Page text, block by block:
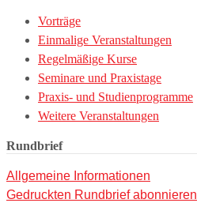
Vorträge
Einmalige Veranstaltungen
Regelmäßige Kurse
Seminare und Praxistage
Praxis- und Studienprogramme
Weitere Veranstaltungen
Rundbrief
Allgemeine Informationen
Gedruckten Rundbrief abonnieren